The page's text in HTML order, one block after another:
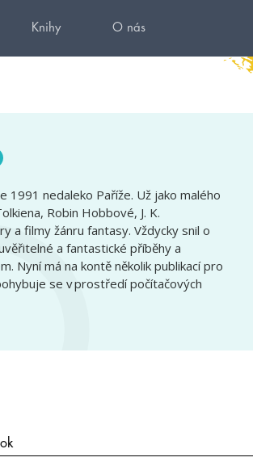
Knihy O nás
1991 nedaleko Paříže. Už jako malého
Robin Hobbové, J. K.
a filmy žánru fantasy. Vždycky snil o
a fantastické příběhy a
Nyní má na kontě několik publikací pro
se v prostředí počítačových